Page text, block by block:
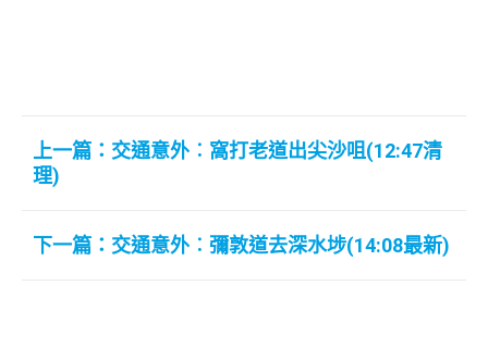
上一篇：交通意外︰窩打老道出尖沙咀(12:47清
理)
下一篇：交通意外︰彌敦道去深水埗(14:08最新)